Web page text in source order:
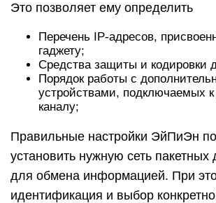
Это позволяет ему определить
Перечень IP-адресов,
гаджету;
Средства защиты и кодировки
Порядок работы с
устройствами, подключаемых
каналу;
Правильные настройки ЭйПиЭн
установить нужную сеть
для обмена информацией. При
идентификация и выбор